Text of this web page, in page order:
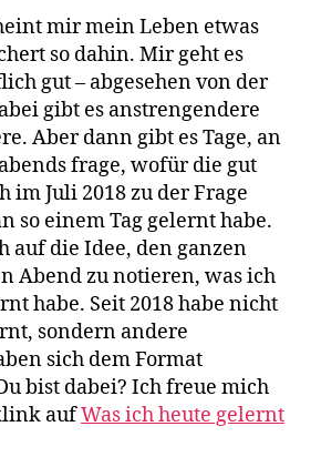
mir mein Leben etwas
so dahin. Mir geht es
gut – abgesehen von der
gibt es anstrengendere
Aber dann gibt es Tage, an
frage, wofür die gut
im Juli 2018 zu der Frage
so einem Tag gelernt habe.
auf die Idee, den ganzen
Abend zu notieren, was ich
habe. Seit 2018 habe nicht
sondern andere
sich dem Format
bist dabei? Ich freue mich
aufWas ich heute gelernt